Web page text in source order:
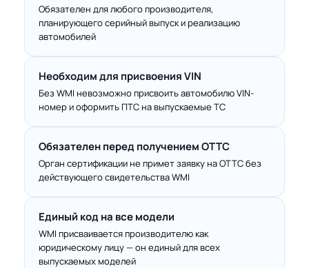
Обязателен для любого производителя,
планирующего серийный выпуск и реализацию
автомобилей
Необходим для присвоения VIN
Без WMI невозможно присвоить автомобилю VIN-
номер и оформить ПТС на выпускаемые ТС
Обязателен перед получением ОТТС
Орган сертификации не примет заявку на ОТТС без
действующего свидетельства WMI
Единый код на все модели
WMI присваивается производителю как
юридическому лицу — он единый для всех
выпускаемых моделей